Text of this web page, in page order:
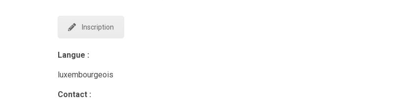
Inscription
Langue :
luxembourgeois
Contact :